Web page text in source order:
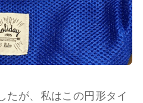
たが、私はこの円形タイ